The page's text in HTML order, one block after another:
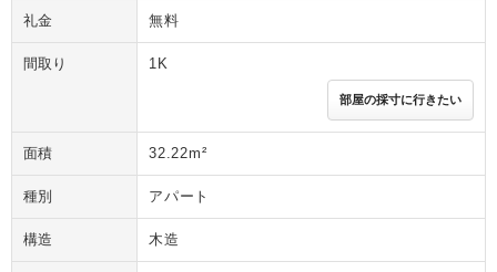
礼金 無料
間取り 1K
部屋の採寸に行きたい
面積 32.22m²
種別 アパート
構造 木造